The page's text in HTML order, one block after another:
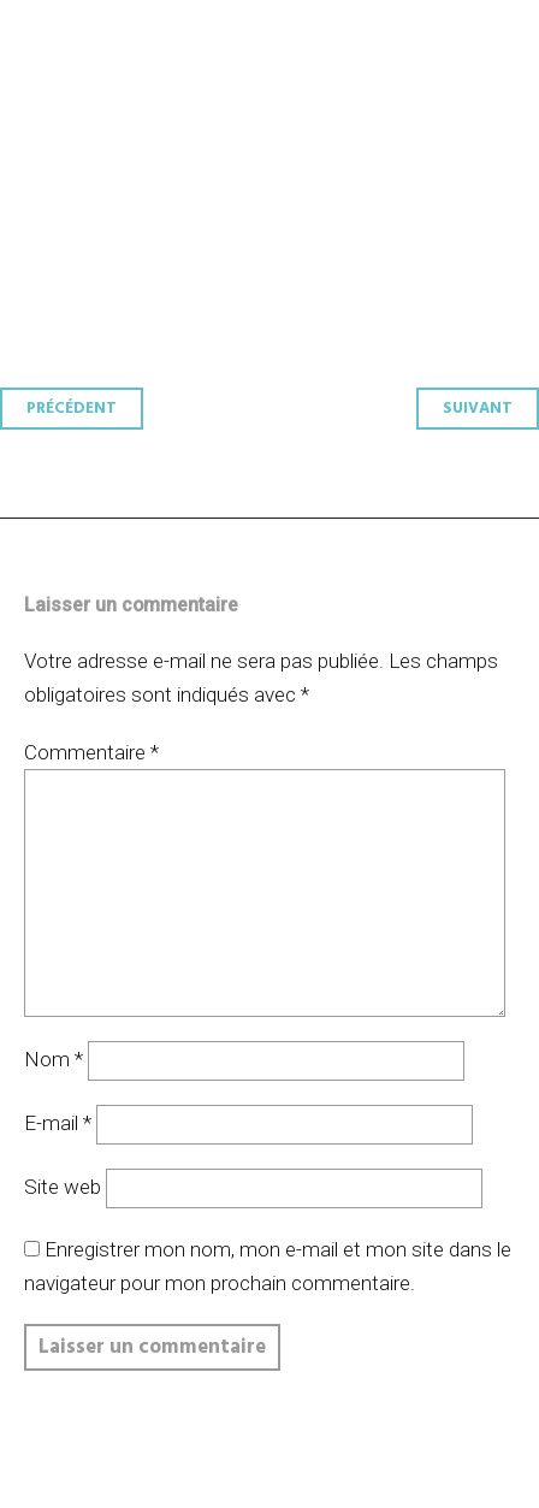
Navigation
PRÉCÉDENT SUIVANT
Laisser un commentaire
Votre adresse e-mail ne sera pas publiée. Les champs
obligatoires sont indiqués avec *
Commentaire *
Nom *
E-mail *
Site web
Enregistrer mon nom, mon e-mail et mon site dans le
navigateur pour mon prochain commentaire.